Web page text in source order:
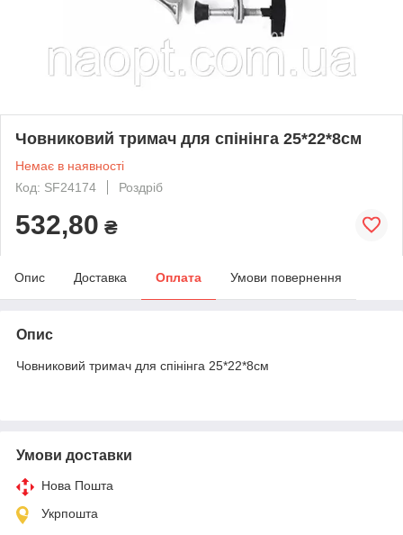
Човниковий тримач для спінінга 25*22*8см
Немає в наявності
Код: SF24174
Роздріб
532,80 ₴
Опис Доставка Оплата Умови повернення
Опис
Човниковий тримач для спінінга 25*22*8см
Умови доставки
Нова Пошта
Укрпошта